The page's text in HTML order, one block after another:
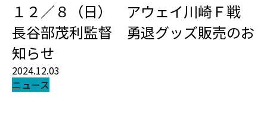
１２／８（日） アウェイ川崎Ｆ戦
長谷部茂利監督 勇退グッズ販売のお
知らせ
2024.12.03
ニュース